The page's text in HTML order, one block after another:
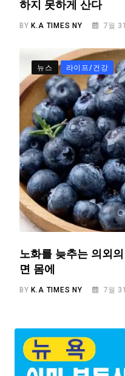
하지 못하게 산다
BY K.A TIMES NY 7월
뉴스 라이프/건강
노화를 늦추는 의외
면 몸에
BYK.A TIMES NY 7월